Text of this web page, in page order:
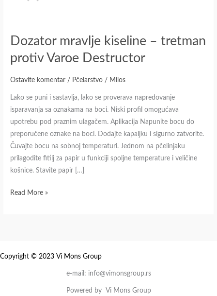
Dozator mravlje kiseline – tretman
protiv Varoe Destructor
Ostavite komentar / Pčelarstvo / Milos
Lako se puni i sastavlja, lako se proverava napredovanje
isparavanja sa oznakama na boci. Niski profil omogućava
upotrebu pod praznim ulagačem. Aplikacija Napunite bocu do
preporučene oznake na boci. Dodajte kapaljku i sigurno zatvorite.
Čuvajte bocu na sobnoj temperaturi. Jednom na pčelinjaku
prilagodite fitilj za papir u funkciji spoljne temperature i veličine
košnice. Stavite papir […]
Dozator
kiseline
protiv
Varoe
Destructor
Read More »
Copyright © 2023 Vi Mons Group
e-mail: info@vimonsgroup.rs
Powered by Vi Mons Group